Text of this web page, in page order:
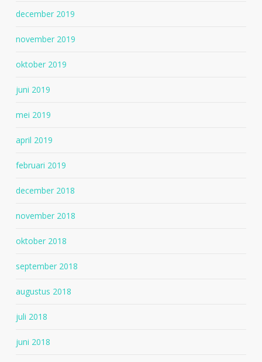
december 2019
november 2019
oktober 2019
juni 2019
mei 2019
april 2019
februari 2019
december 2018
november 2018
oktober 2018
september 2018
augustus 2018
juli 2018
juni 2018